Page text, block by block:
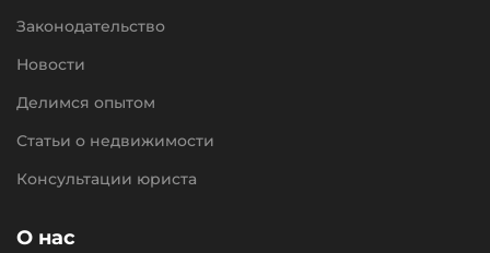
Законодательство
Новости
Делимся опытом
Статьи о недвижимости
Консультации юриста
О нас